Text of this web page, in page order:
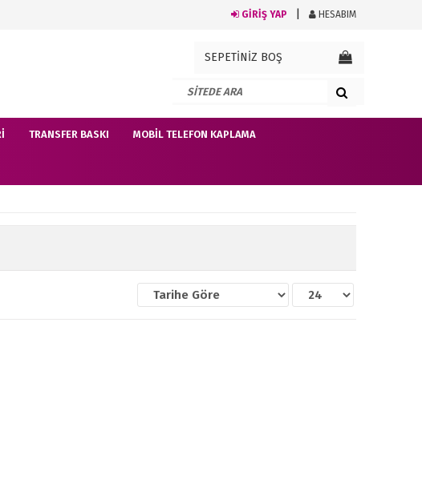
GİRİŞ YAP HESABIM
SEPETİNİZ BOŞ
TRANSFER BASKI MOBIL TELEFON KAPLAMA